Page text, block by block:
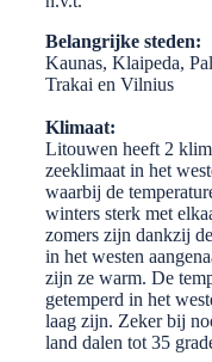
Belangrijke steden:
Kaunas, Klaipeda,
Trakai en Vilnius
Klimaat:
Litouwen heeft 2
zeeklimaat in het
waarbij de
winters sterk met
zomers zijn dankzij
in het westen
zijn ze warm. De
getemperd in het
laag zijn. Zeker bij
land dalen tot 35